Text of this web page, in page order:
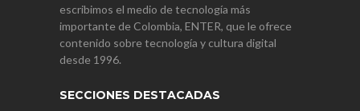
escribimos el medio de tecnología más
importante de Colombia, ENTER, que le ofrece
contenido sobre tecnología y cultura digital
desde 1996.
SECCIONES DESTACADAS